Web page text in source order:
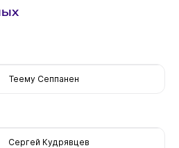
Теему Сеппанен
Сергей Кудрявцев